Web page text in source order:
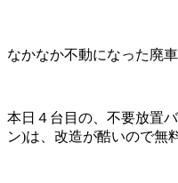
なかなか不動になった廃
本日４台目の、不要放置
ン)は、改造が酷いので無